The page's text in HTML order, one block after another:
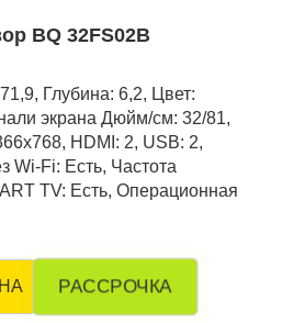
BQ 32FS02B
Глубина: 6,2, Цвет:
экрана Дюйм/см: 32/81,
HDMI: 2, USB: 2,
Wi-Fi: Есть, Частота
TV: Есть, Операционная
РАССРОЧКА